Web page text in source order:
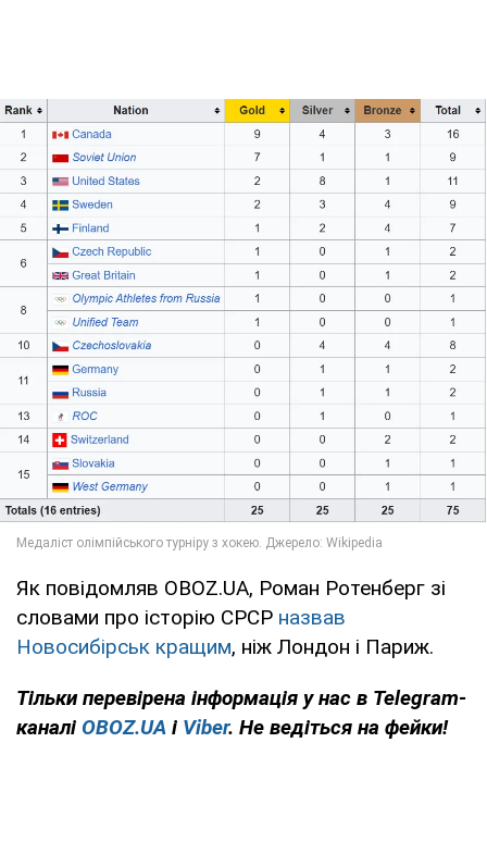
Як повідомляв OBOZ.UA, Роман Ротенберг зі
словами про історію СРСР назвав
Новосибірськ кращим, ніж Лондон і Париж.
Тільки перевірена інформація у нас в Telegram-
каналі OBOZ.UA і Viber. Не ведіться на фейки!